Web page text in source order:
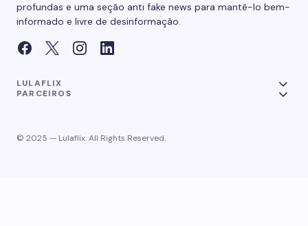
profundas e uma seção anti fake news para mantê-lo bem-
informado e livre de desinformação.
LULAFLIX
PARCEIROS
© 2025 — Lulaflix. All Rights Reserved.